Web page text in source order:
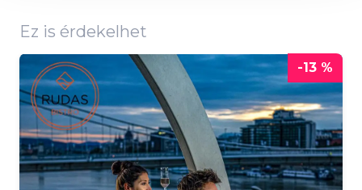
Ez is érdekelhet
-13 %